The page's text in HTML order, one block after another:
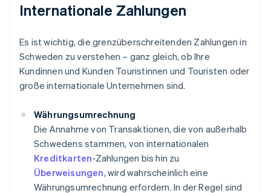
Internationale Zahlungen
Es ist wichtig, die grenzüberschreitenden Zahlungen in
Schweden zu verstehen – ganz gleich, ob Ihre
Kundinnen und Kunden Touristinnen und Touristen oder
große internationale Unternehmen sind.
Währungsumrechnung
Die Annahme von Transaktionen, die von außerhalb
Schwedens stammen, von internationalen
Kreditkarten-Zahlungen bis hin zu
Überweisungen, wird wahrscheinlich eine
Währungsumrechnung erfordern. In der Regel sind